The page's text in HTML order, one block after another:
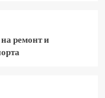
ремонт и